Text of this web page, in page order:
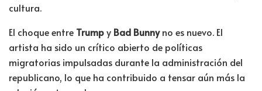
cultura.
El choque entre Trumpy Bad Bunnyno es nuevo. El
artista ha sido un crítico abierto de políticas
migratorias impulsadas durante la administración del
republicano, lo que ha contribuido a tensar aún más la